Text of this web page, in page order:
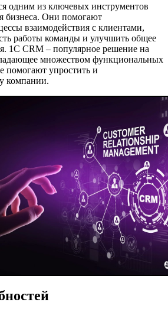
одним из ключевых инструментов
бизнеса. Они помогают
взаимодействия с клиентами,
работы команды и улучшить общее
1С CRM – популярное решение на
множеством функциональных
помогают упростить и
компании.